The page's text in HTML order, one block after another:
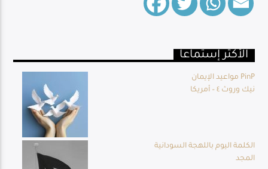
الأكثر إستماعا
مواعيد الإيمان PinP
نيك وروث ٤ – أمريكا
الكلمة اليوم باللهجة السودانية
المجد